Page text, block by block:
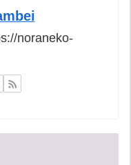
noraneko-